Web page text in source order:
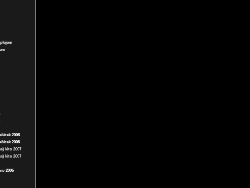
2008
2008
léto 2007
léto 2007
2006